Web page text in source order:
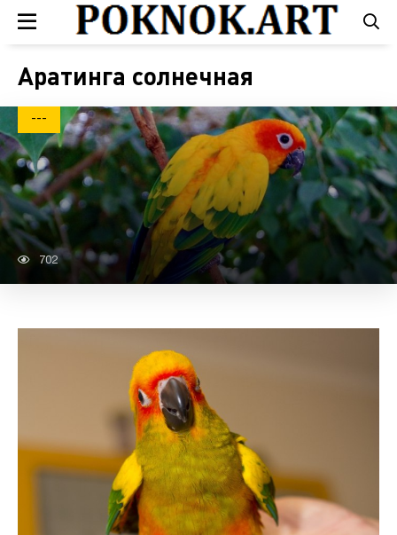
Аратинга солнечная
---
702